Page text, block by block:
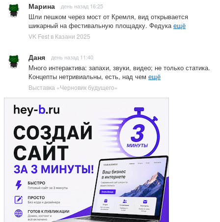
Марина день назад 16:25
Шли пешком через мост от Кремля, вид открывается
шикарный на фестивальную площадку. Федука ещё
VK Fest в Казани 2025
Даня день назад 11:40
Много интерактива: запахи, звуки, видео; не только статика.
Концепты нетривиальны, есть, над чем ещё
Выставка «Черновик будущего»